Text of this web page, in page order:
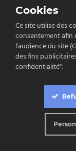
Cookies
Ce site utilise des
consentement afin
l'audience du site
des fins
confidentialité".